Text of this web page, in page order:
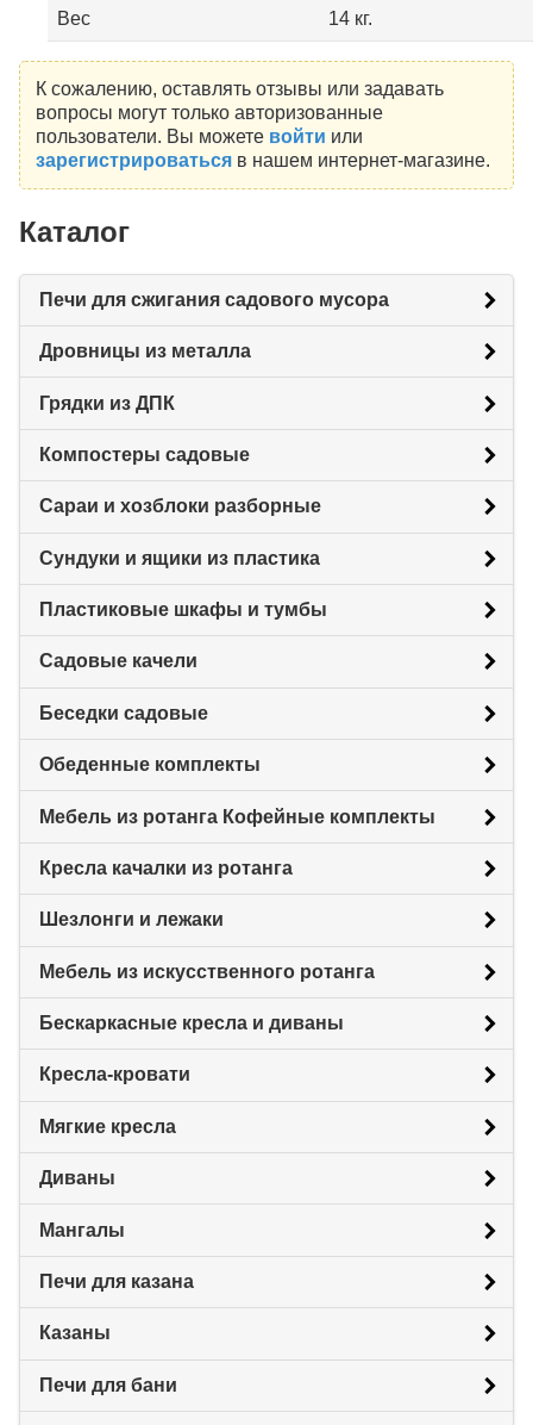
Вес 14 кг.
К сожалению, оставлять отзывы или задавать
вопросы могут только авторизованные
пользователи. Вы можете войти или
зарегистрироватьсяв нашем интернет-магазине.
Каталог
Печи для сжигания садового мусора
Дровницы из металла
Грядки из ДПК
Компостеры садовые
Сараи и хозблоки разборные
Сундуки и ящики из пластика
Пластиковые шкафы и тумбы
Садовые качели
Беседки садовые
Обеденные комплекты
Мебель из ротанга Кофейные комплекты
Кресла качалки из ротанга
Шезлонги и лежаки
Мебель из искусственного ротанга
Бескаркасные кресла и диваны
Кресла-кровати
Мягкие кресла
Диваны
Мангалы
Печи для казана
Казаны
Печи для бани